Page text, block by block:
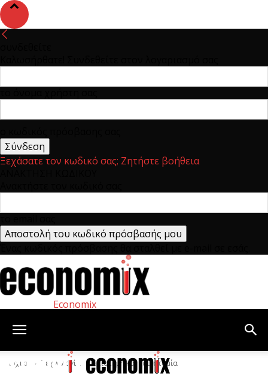
Ξεχάσατε τον κωδικό σας; Ζητήστε βοήθεια
Economix
Αρχική Τεχνολογία Επιστήμη και καινοτομία